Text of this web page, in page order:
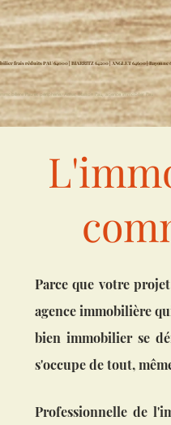
frais réduits PAU 64000 | BIARRITZ 64200 | ANGLET 64600 | Bayonne
Pau et périphérie. Achat Maison Pau, agence immobilier Pau
Parce que votre
agence immobilière
bien immobilier se
s'occupe de tout,
Professionnelle de